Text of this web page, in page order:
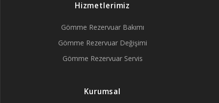
Hizmetlerimiz
Gömme Rezervuar Bakımı
Gömme Rezervuar Değişimi
Gömme Rezervuar Servis
Kurumsal